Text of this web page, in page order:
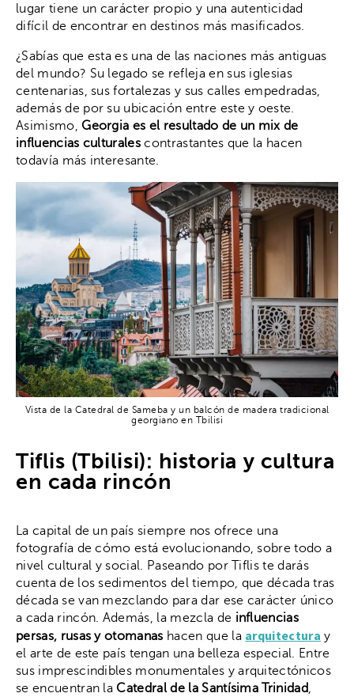
lugar tiene un carácter propio y una autenticidad
difícil de encontrar en destinos más masificados.
¿Sabías que esta es una de las naciones más antiguas
del mundo? Su legado se refleja en sus iglesias
centenarias, sus fortalezas y sus calles empedradas,
además de por su ubicación entre este y oeste.
Asimismo, Georgia es el resultado de un mix de
influencias culturales contrastantes que la hacen
todavía más interesante.
Vista de la Catedral de Sameba y un balcón de madera tradicional
georgiano en Tbilisi
Tiflis (Tbilisi): historia y cultura
en cada rincón
La capital de un país siempre nos ofrece una
fotografía de cómo está evolucionando, sobre todo a
nivel cultural y social. Paseando por Tiflis te darás
cuenta de los sedimentos del tiempo, que década tras
década se van mezclando para dar ese carácter único
a cada rincón. Además, la mezcla de influencias
persas, rusas y otomanas hacen que la arquitectura y
el arte de este país tengan una belleza especial. Entre
sus imprescindibles monumentales y arquitectónicos
se encuentran la Catedral de la Santísima Trinidad,